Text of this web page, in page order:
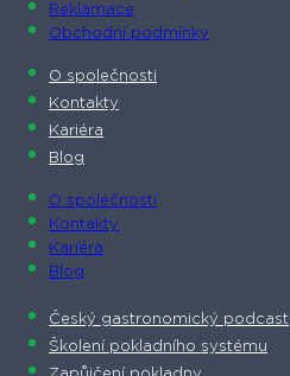
Reklamace
Obchodní podmínky
O společnosti​
Kontakty
Kariéra
Blog
O společnosti​
Kontakty
Kariéra
Blog
Český gastronomický podcast​
Školení pokladního systému